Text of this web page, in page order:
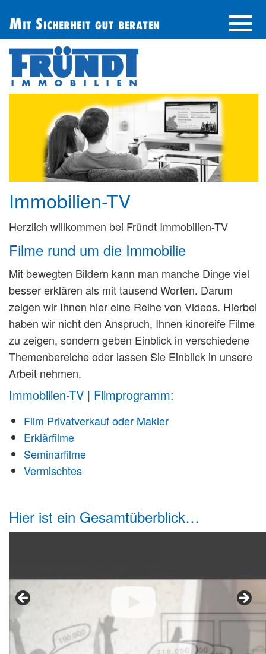
UNTERNEHMEN
IMMOBILIE FINDEN
IMMOBILIE ANBIETEN
BERATUNG
ÜBER UNS
SERVICE
Immobilien-TV
Herzlich willkommen bei Fründt Immobilien-TV
Filme rund um die Immobilie
Mit bewegten Bildern kann man manche Dinge viel
besser erklären als mit tausend Worten. Darum
zeigen wir Ihnen hier eine Reihe von Videos. Hierbei
haben wir nicht den Anspruch, Ihnen kinoreife Filme
zu zeigen, sondern geben Einblick in verschiedene
Themenbereiche oder lassen Sie Einblick in unsere
Arbeit nehmen.
Immobilien-TV | Filmprogramm:
Film Privatverkauf oder Makler
Erklärfilme
Seminarfilme
Vermischtes
Hier ist ein Gesamtüberblick…